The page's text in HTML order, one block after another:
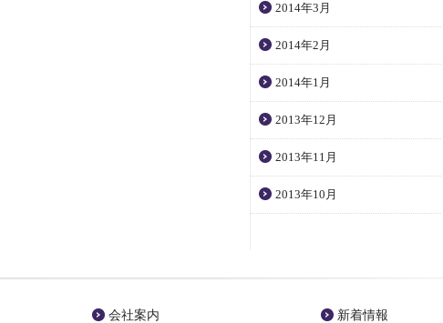
2014年3月
2014年2月
2014年1月
2013年12月
2013年11月
2013年10月
会社案内
新着情報